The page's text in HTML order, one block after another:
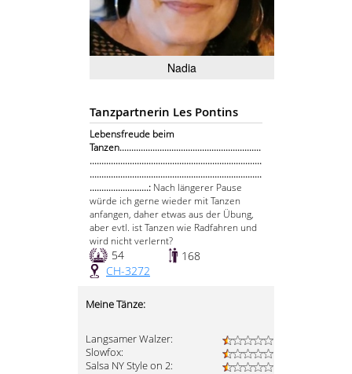
Nadia
Tanzpartnerin Les Pontins
Lebensfreude beim
Tanzen............................................................
.........................................................................
.........................................................................
.........................: Nach längerer Pause
würde ich gerne wieder mit Tanzen
anfangen, daher etwas aus der Übung,
aber evtl. ist Tanzen wie Radfahren und
wird nicht verlernt?
54
168
CH-3272
Meine Tänze:
Langsamer Walzer:
Slowfox:
Salsa NY Style on 2: